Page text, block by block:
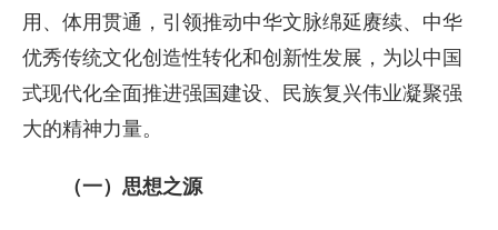
用、体用贯通，引领推动中华文脉绵延赓续、中华
优秀传统文化创造性转化和创新性发展，为以中国
式现代化全面推进强国建设、民族复兴伟业凝聚强
大的精神力量。
（一）思想之源